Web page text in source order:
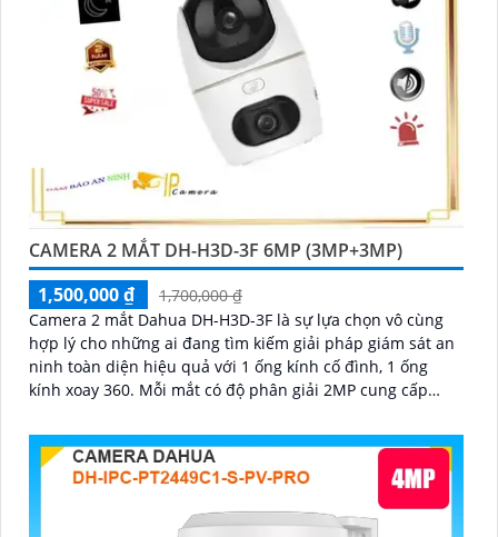
CAMERA 2 MẮT DH-H3D-3F 6MP (3MP+3MP)
1,500,000 ₫
1,700,000 ₫
Camera 2 mắt Dahua DH-H3D-3F là sự lựa chọn vô cùng
hợp lý cho những ai đang tìm kiếm giải pháp giám sát an
ninh toàn diện hiệu quả với 1 ống kính cố đình, 1 ống
kính xoay 360. Mỗi mắt có độ phân giải 2MP cung cấp
hợp mic và loa đàm thoại 2 chiều, khả năng phát hiện
phân biệt người vật độ chính xác cao